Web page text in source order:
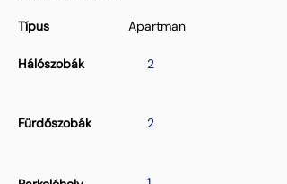
Típus
Hálószobák
Apartman
2
Fürdőszobák 2